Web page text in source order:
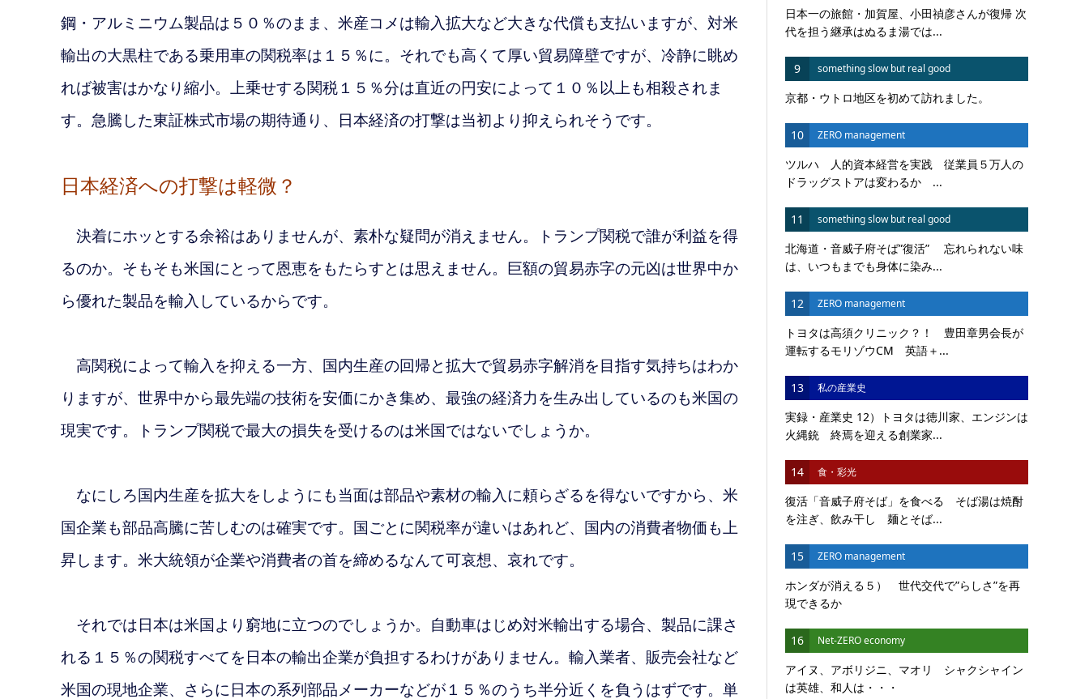
鋼・アルミニウム製品は５０％のまま、米産コメは輸入拡大など大きな代償も支払いますが、対米
輸出の大黒柱である乗用車の関税率は１５％に。それでも高くて厚い貿易障壁ですが、冷静に眺め
れば被害はかなり縮小。上乗せする関税１５％分は直近の円安によって１０％以上も相殺されま
す。急騰した東証株式市場の期待通り、日本経済の打撃は当初より抑えられそうです。
日本経済への打撃は軽微？
決着にホッとする余裕はありませんが、素朴な疑問が消えません。トランプ関税で誰が利益を得
るのか。そもそも米国にとって恩恵をもたらすとは思えません。巨額の貿易赤字の元凶は世界中か
ら優れた製品を輸入しているからです。
高関税によって輸入を抑える一方、国内生産の回帰と拡大で貿易赤字解消を目指す気持ちはわか
りますが、世界中から最先端の技術を安価にかき集め、最強の経済力を生み出しているのも米国の
現実です。トランプ関税で最大の損失を受けるのは米国ではないでしょうか。
なにしろ国内生産を拡大をしようにも当面は部品や素材の輸入に頼らざるを得ないですから、米
国企業も部品高騰に苦しむのは確実です。国ごとに関税率が違いはあれど、国内の消費者物価も上
昇します。米大統領が企業や消費者の首を締めるなんて可哀想、哀れです。
それでは日本は米国より窮地に立つのでしょうか。自動車はじめ対米輸出する場合、製品に課さ
れる１５％の関税すべてを日本の輸出企業が負担するわけがありません。輸入業者、販売会社など
米国の現地企業、さらに日本の系列部品メーカーなどが１５％のうち半分近くを負うはずです。単
日本一の旅館・加賀屋、小田禎彦さんが復帰 次
代を担う継承はぬるま湯では...
9 something slow but real good
京都・ウトロ地区を初めて訪れました。
10 ZERO management
ツルハ 人的資本経営を実践 従業員５万人の
ドラッグストアは変わるか ...
11 something slow but real good
北海道・音威子府そば”復活” 忘れられない味
は、いつもまでも身体に染み...
12 ZERO management
トヨタは高須クリニック？！ 豊田章男会長が
運転するモリゾウCM 英語＋...
13 私の産業史
実録・産業史 12）トヨタは徳川家、エンジンは
火縄銃 終焉を迎える創業家...
14 食・彩光
復活「音威子府そば」を食べる そば湯は焼酎
を注ぎ、飲み干し 麺とそば...
15 ZERO management
ホンダが消える５） 世代交代で”らしさ”を再
現できるか
16 Net-ZERO economy
アイヌ、アボリジニ、マオリ シャクシャイン
は英雄、和人は・・・